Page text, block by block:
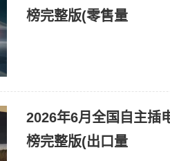
榜完整版(零售量
2026年6月全国自主插
榜完整版(出口量